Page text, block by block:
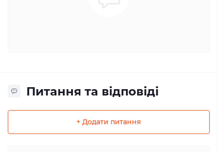
Питання та відповіді
+ Додати питання